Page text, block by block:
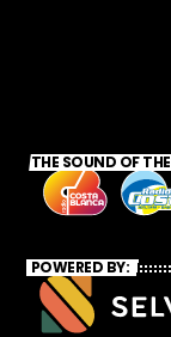
THE SOUND OF
POWERED BY: